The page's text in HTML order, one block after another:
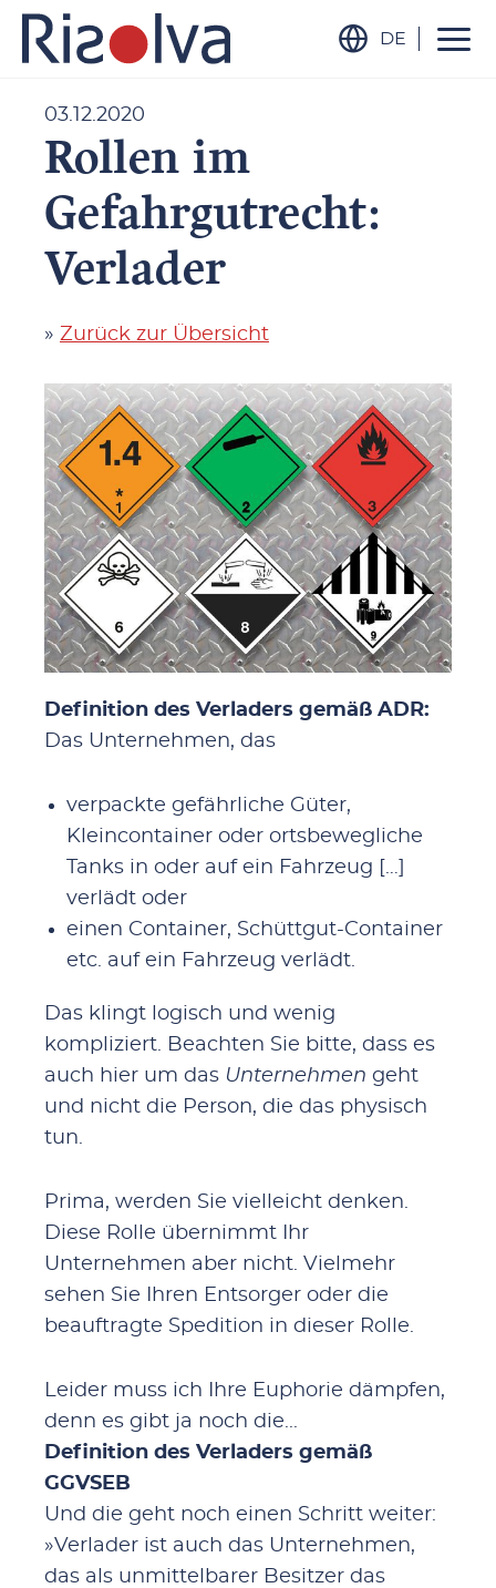
DE
03.12.2020
Rollen im
Gefahrgutrecht:
Verlader
» Zurück zur Übersicht
Definition des Verladers gemäß ADR:
Das Unternehmen, das
verpackte gefährliche Güter,
Kleincontainer oder ortsbewegliche
Tanks in oder auf ein Fahrzeug […]
verlädt oder
einen Container, Schüttgut-Container
etc. auf ein Fahrzeug verlädt.
Das klingt logisch und wenig
kompliziert. Beachten Sie bitte, dass es
auch hier um das Unternehmen geht
und nicht die Person, die das physisch
tun.
Prima, werden Sie vielleicht denken.
Diese Rolle übernimmt Ihr
Unternehmen aber nicht. Vielmehr
sehen Sie Ihren Entsorger oder die
beauftragte Spedition in dieser Rolle.
Leider muss ich Ihre Euphorie dämpfen,
denn es gibt ja noch die...
Definition des Verladers gemäß
GGVSEB
Und die geht noch einen Schritt weiter:
»Verlader ist auch das Unternehmen,
das als unmittelbarer Besitzer das